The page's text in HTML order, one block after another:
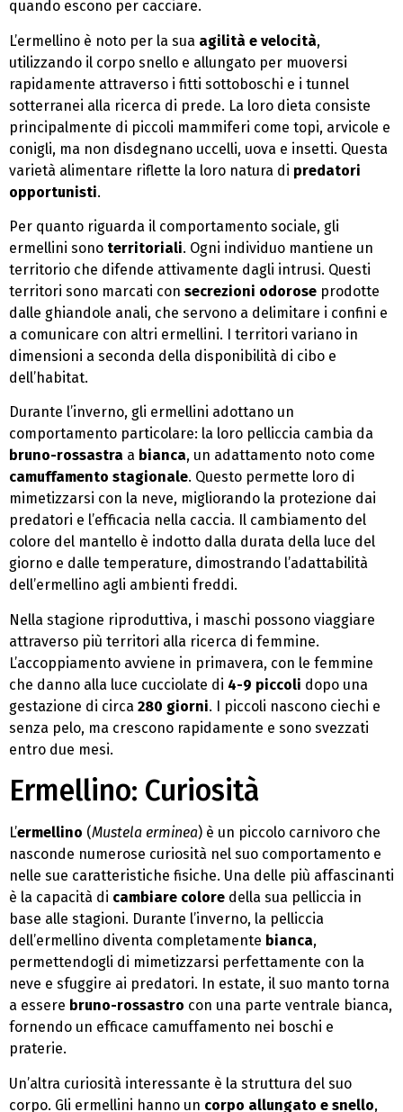
quando escono per cacciare.
L’ermellino è noto per la sua agilità e velocità,
utilizzando il corpo snello e allungato per muoversi
rapidamente attraverso i fitti sottoboschi e i tunnel
sotterranei alla ricerca di prede. La loro dieta consiste
principalmente di piccoli mammiferi come topi, arvicole e
conigli, ma non disdegnano uccelli, uova e insetti. Questa
varietà alimentare riflette la loro natura di predatori
opportunisti.
Per quanto riguarda il comportamento sociale, gli
ermellini sono territoriali. Ogni individuo mantiene un
territorio che difende attivamente dagli intrusi. Questi
territori sono marcati con secrezioni odorose prodotte
dalle ghiandole anali, che servono a delimitare i confini e
a comunicare con altri ermellini. I territori variano in
dimensioni a seconda della disponibilità di cibo e
dell’habitat.
Durante l’inverno, gli ermellini adottano un
comportamento particolare: la loro pelliccia cambia da
bruno-rossastra a bianca, un adattamento noto come
camuffamento stagionale. Questo permette loro di
mimetizzarsi con la neve, migliorando la protezione dai
predatori e l’efficacia nella caccia. Il cambiamento del
colore del mantello è indotto dalla durata della luce del
giorno e dalle temperature, dimostrando l’adattabilità
dell’ermellino agli ambienti freddi.
Nella stagione riproduttiva, i maschi possono viaggiare
attraverso più territori alla ricerca di femmine.
L’accoppiamento avviene in primavera, con le femmine
che danno alla luce cucciolate di 4-9 piccoli dopo una
gestazione di circa 280 giorni. I piccoli nascono ciechi e
senza pelo, ma crescono rapidamente e sono svezzati
entro due mesi.
Ermellino: Curiosità
L’ermellino (Mustela erminea) è un piccolo carnivoro che
nasconde numerose curiosità nel suo comportamento e
nelle sue caratteristiche fisiche. Una delle più affascinanti
è la capacità di cambiare colore della sua pelliccia in
base alle stagioni. Durante l’inverno, la pelliccia
dell’ermellino diventa completamente bianca,
permettendogli di mimetizzarsi perfettamente con la
neve e sfuggire ai predatori. In estate, il suo manto torna
a essere bruno-rossastro con una parte ventrale bianca,
fornendo un efficace camuffamento nei boschi e
praterie.
Un’altra curiosità interessante è la struttura del suo
corpo. Gli ermellini hanno un corpo allungato e snello,